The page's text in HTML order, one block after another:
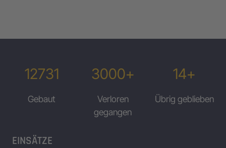
12731
Gebaut
3000+
Verloren
gegangen
14+
Übrig geblieben
EINSÄTZE